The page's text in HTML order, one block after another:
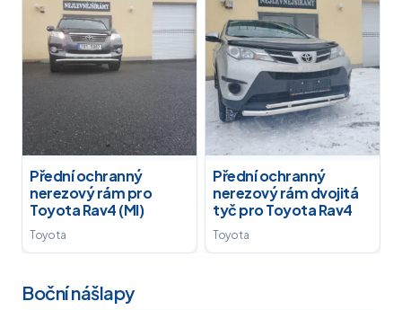
Přední ochranný
nerezový rám pro
Toyota Rav4 (MI)
Toyota
Přední ochranný
nerezový rám dvojitá
tyč pro Toyota Rav4
Toyota
Boční nášlapy